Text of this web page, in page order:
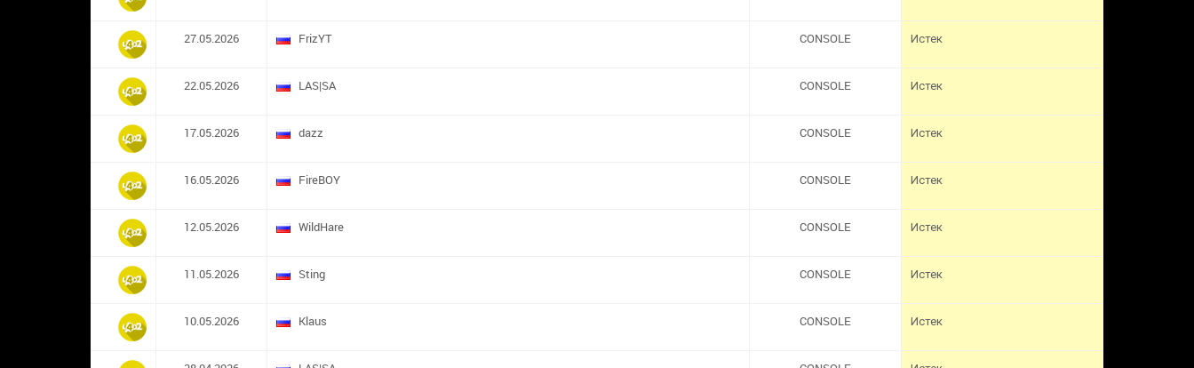
27.05.2026 FrizYT CONSOLE Истек
22.05.2026 LAS|SA CONSOLE Истек
17.05.2026 dazz CONSOLE Истек
16.05.2026 FireBOY CONSOLE Истек
12.05.2026 WildHare CONSOLE Истек
11.05.2026 Sting CONSOLE Истек
10.05.2026 Klaus CONSOLE Истек